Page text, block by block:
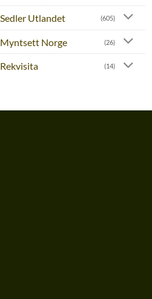
Sedler Utlandet (605)
Myntsett Norge (26)
Rekvisita (14)